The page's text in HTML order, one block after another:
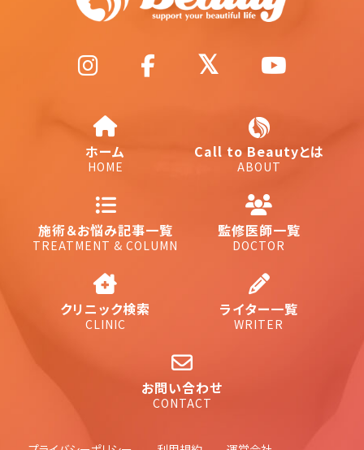
ホーム
HOME
Call to Beautyとは
ABOUT
施術＆お悩み記事一覧
TREATMENT & COLUMN
監修医師一覧
DOCTOR
クリニック検索
CLINIC
ライター一覧
WRITER
お問い合わせ
CONTACT